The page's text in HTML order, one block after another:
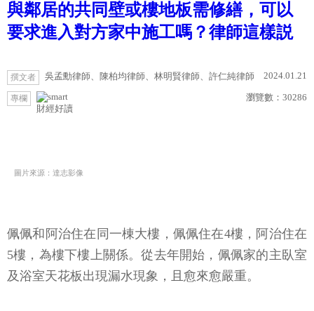
與鄰居的共同壁或樓地板需修繕，可以
要求進入對方家中施工嗎？律師這樣説
撰文者 吳孟勳律師、陳柏均律師、林明賢律師、許仁純律師 2024.01.21
專欄
財經好讀
瀏覽數： 30286
圖片來源：達志影像
佩佩和阿治住在同一棟大樓，佩佩住在4樓，阿治住在
5樓，為樓下樓上關係。從去年開始，佩佩家的主臥室
及浴室天花板出現漏水現象，且愈來愈嚴重。